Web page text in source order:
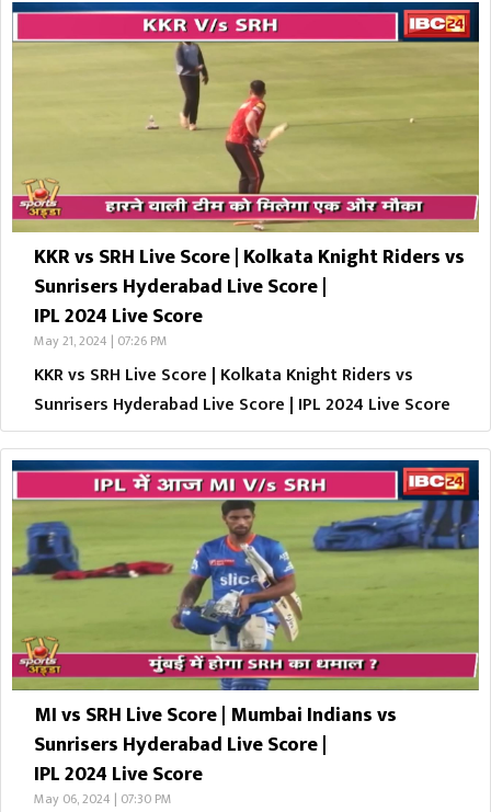
KKR vs SRH Live Score | Kolkata Knight Riders vs
Sunrisers Hyderabad Live Score |
IPL 2024 Live Score
May 21, 2024 | 07:26 PM
KKR vs SRH Live Score | Kolkata Knight Riders vs
Sunrisers Hyderabad Live Score | IPL 2024 Live Score
MI vs SRH Live Score | Mumbai Indians vs
Sunrisers Hyderabad Live Score |
IPL 2024 Live Score
May 06, 2024 | 07:30 PM